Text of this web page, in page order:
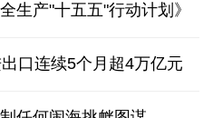
生产"十五五"行动计划》
口连续5个月超4万亿元